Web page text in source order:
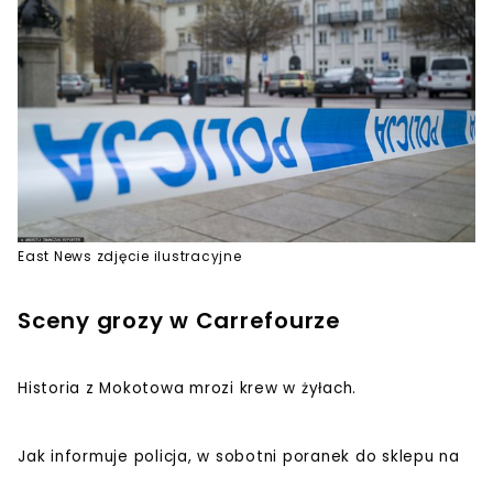
East News zdjęcie ilustracyjne
Sceny grozy w Carrefourze
Historia z Mokotowa mrozi krew w żyłach.
Jak informuje policja, w sobotni poranek do sklepu na